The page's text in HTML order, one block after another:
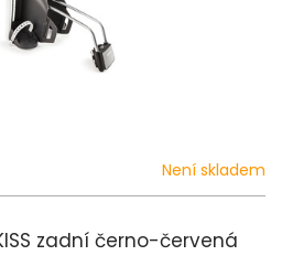
Není skladem
zadní černo-červená